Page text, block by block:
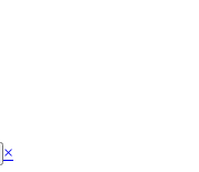
×